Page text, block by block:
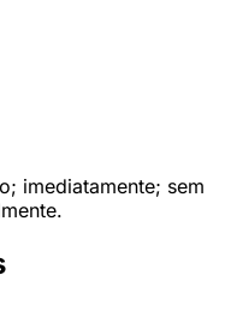
imediatamente; sem